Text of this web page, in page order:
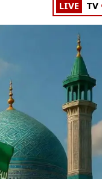
LIVE TV